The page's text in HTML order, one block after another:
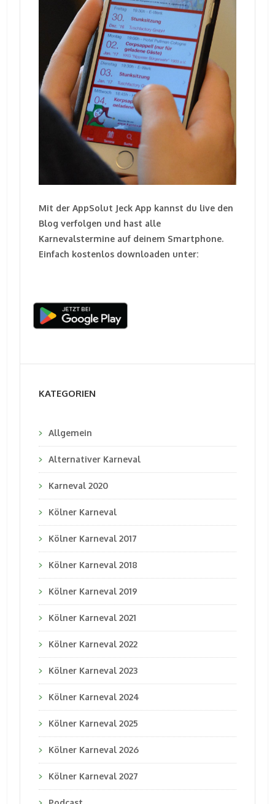
Mit der AppSolut Jeck App kannst du live den
Blog verfolgen und hast alle
Karnevalstermine auf deinem Smartphone.
Einfach kostenlos downloaden unter:
KATEGORIEN
Allgemein
Alternativer Karneval
Karneval 2020
Kölner Karneval
Kölner Karneval 2017
Kölner Karneval 2018
Kölner Karneval 2019
Kölner Karneval 2021
Kölner Karneval 2022
Kölner Karneval 2023
Kölner Karneval 2024
Kölner Karneval 2025
Kölner Karneval 2026
Kölner Karneval 2027